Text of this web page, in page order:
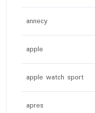
annecy
apple
apple watch sport
apres